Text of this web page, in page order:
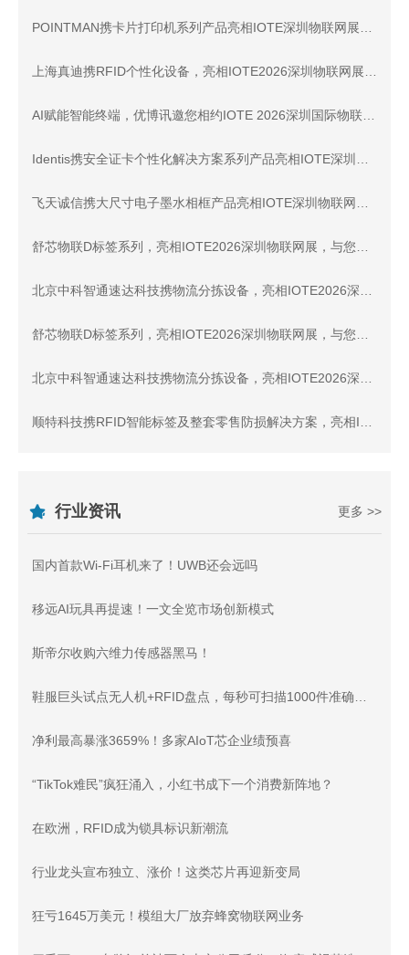
行业资讯 更多 >>
国内首款Wi-Fi耳机来了！UWB还会远吗
移远AI玩具再提速！一文全览市场创新模式
斯帝尔收购六维力传感器黑马！
净利最高暴涨3659%！多家AIoT芯企业绩预喜
“TikTok难民”疯狂涌入，小红书成下一个消费新阵地？
在欧洲，RFID成为锁具标识新潮流
行业龙头宣布独立、涨价！这类芯片再迎新变局
狂亏1645万美元！模组大厂放弃蜂窝物联网业务